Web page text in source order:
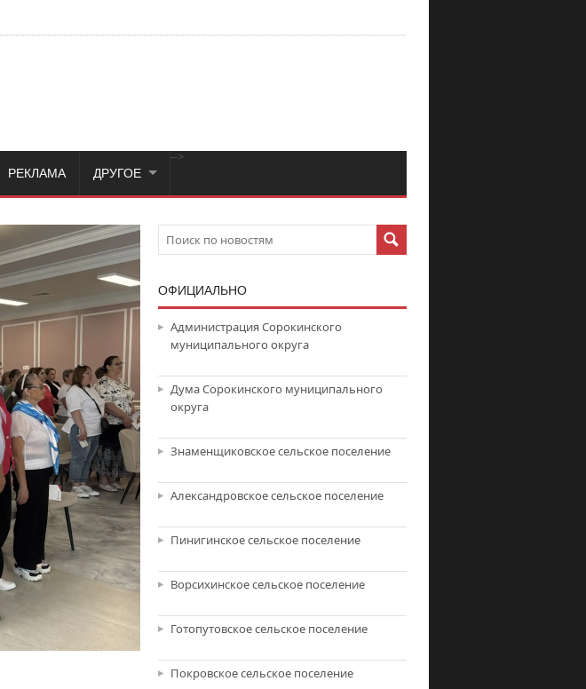
-->
РЕКЛАМА ДРУГОЕ
ОФИЦИАЛЬНО
Администрация Сорокинского
муниципального округа
Дума Сорокинского муниципального
округа
Знаменщиковское сельское поселение
Александровское сельское поселение
Пинигинское сельское поселение
Ворсихинское сельское поселение
Готопутовское сельское поселение
Покровское сельское поселение